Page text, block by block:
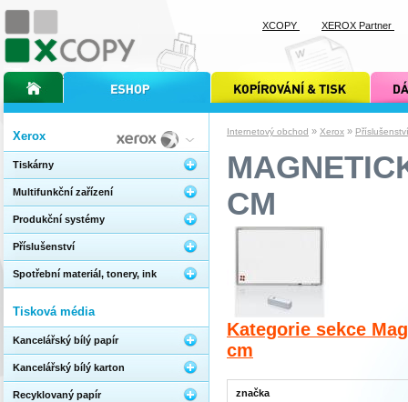
Internetový obchod » Xerox » Příslušenství
CM
Kategorie sekce
cm
značka
Xerox
Tiskárny
Multifunkční zařízení
Produkční systémy
Příslušenství
Spotřební materiál, tonery, ink
Tisková média
Kancelářský bílý papír
Kancelářský bílý karton
Recyklovaný papír
úvodní stránka xcopyinternetový obchod xcopy kopírování a tisk xcopy dárkové
XCOPY XEROX Partner